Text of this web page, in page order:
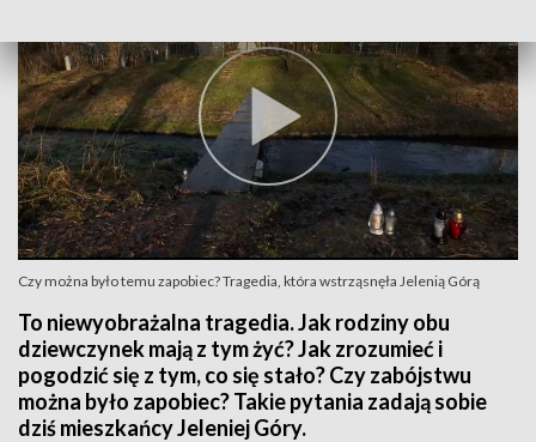
Czy można było temu zapobiec? Tragedia, która wstrząsnęła Jelenią Górą
To niewyobrażalna tragedia. Jak rodziny obu
dziewczynek mają z tym żyć? Jak zrozumieć i
pogodzić się z tym, co się stało? Czy zabójstwu
można było zapobiec? Takie pytania zadają sobie
dziś mieszkańcy Jeleniej Góry.